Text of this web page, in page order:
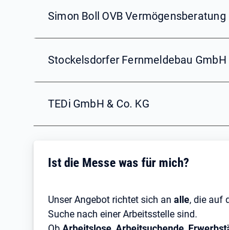
Simon Boll OVB Vermögensberatung
Stockelsdorfer Fernmeldebau GmbH
TEDi GmbH & Co. KG
Ist die Messe was für mich?
Unser Angebot richtet sich an alle, die auf
Suche nach einer Arbeitsstelle sind.